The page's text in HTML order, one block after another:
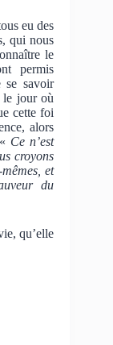
eu des
qui nous
le
permis
se savoir
le jour où
cette foi
alors
Ce n’est
croyons
et
du
qu’elle